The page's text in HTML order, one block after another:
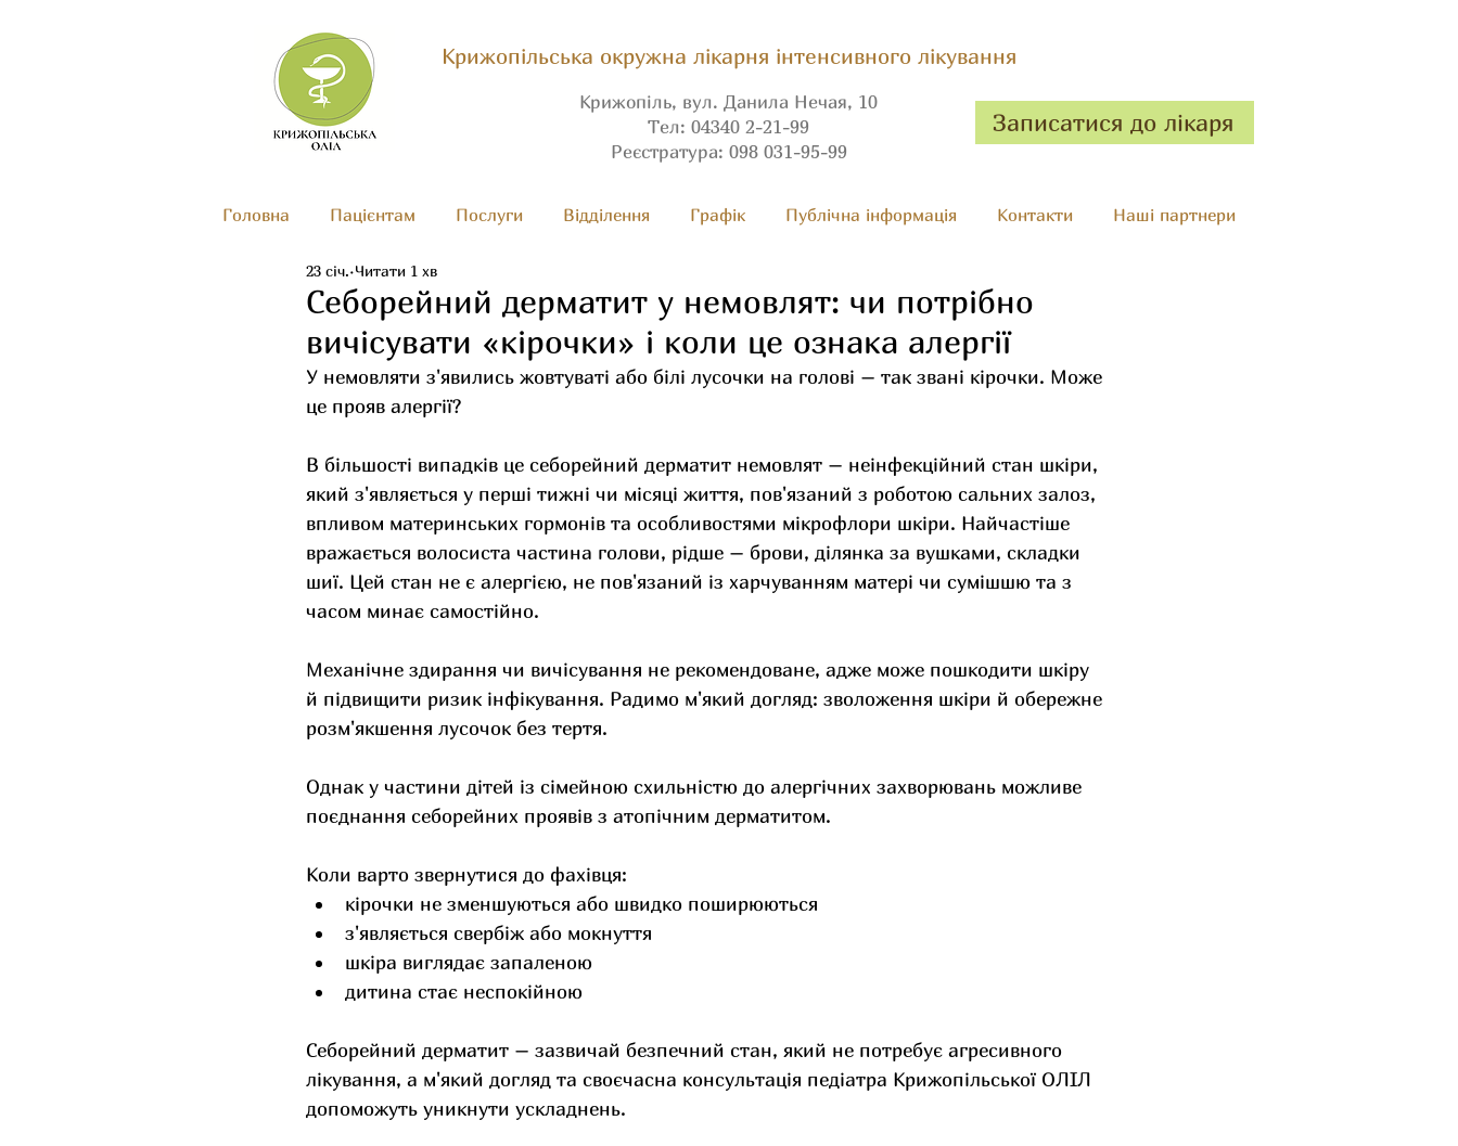
Крижопільська окружна лікарня інтенсивного лікування
Крижопіль, вул. Данила Нечая, 10
Тел: 04340 2-21-99
Реєстратура: 098 031-95-99
Записатися до лікаря
Головна Пацієнтам Послуги Вiдділення Графік Публічна інформація Контакти Наші партнери
Себорейний дерматит у немовлят: чи потрібно
вичісувати «кірочки» і коли це ознака алергії
23 січ. Читати 1 хв
У немовляти з'явились жовтуваті або білі лусочки на голові – так звані кірочки. Може
це прояв алергії?
В більшості випадків це себорейний дерматит немовлят – неінфекційний стан шкіри,
який з'являється у перші тижні чи місяці життя, пов'язаний з роботою сальних залоз,
впливом материнських гормонів та особливостями мікрофлори шкіри. Найчастіше
вражається волосиста частина голови, рідше – брови, ділянка за вушками, складки
шиї. Цей стан не є алергією, не пов'язаний із харчуванням матері чи сумішшю та з
часом минає самостійно.
Механічне здирання чи вичісування не рекомендоване, адже може пошкодити шкіру
й підвищити ризик інфікування. Радимо м'який догляд: зволоження шкіри й обережне
розм'якшення лусочок без тертя.
Однак у частини дітей із сімейною схильністю до алергічних захворювань можливе
поєднання себорейних проявів з атопічним дерматитом.
Коли варто звернутися до фахівця:
кірочки не зменшуються або швидко поширюються
з'являється свербіж або мокнуття
шкіра виглядає запаленою
дитина стає неспокійною
Себорейний дерматит – зазвичай безпечний стан, який не потребує агресивного
лікування, а м'який догляд та своєчасна консультація педіатра Крижопільської ОЛІЛ
допоможуть уникнути ускладнень.